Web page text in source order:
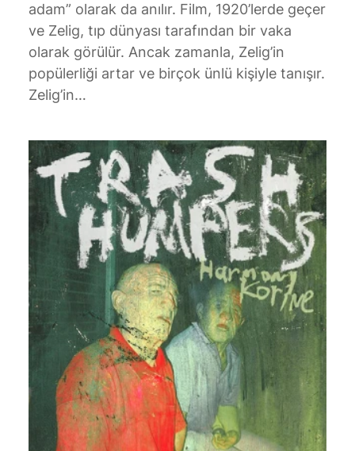
adam” olarak da anılır. Film, 1920’lerde geçer
ve Zelig, tıp dünyası tarafından bir vaka
olarak görülür. Ancak zamanla, Zelig’in
popülerliği artar ve birçok ünlü kişiyle tanışır.
Zelig’in…